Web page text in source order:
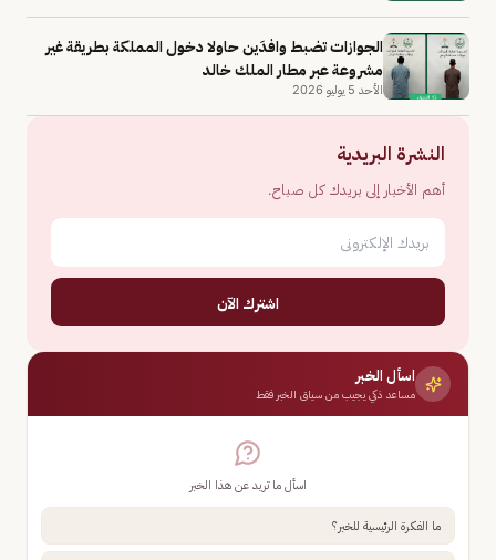
الجوازات تضبط وافدَين حاولا دخول المملكة بطريقة غير
مشروعة عبر مطار الملك خالد
الأحد 5 يوليو 2026
النشرة البريدية
أهم الأخبار إلى بريدك كل صباح.
اشترك الآن
اسأل الخبر
مساعد ذكي يجيب من سياق الخبر فقط
اسأل ما تريد عن هذا الخبر
ما الفكرة الرئيسية للخبر؟